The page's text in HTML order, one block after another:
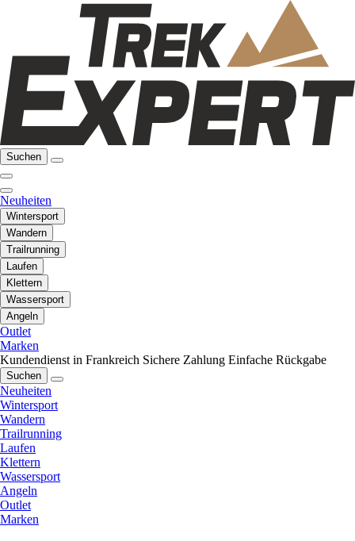
Suchen
Neuheiten
Wintersport
Wandern
Trailrunning
Laufen
Klettern
Wassersport
Angeln
Outlet
Marken
Kundendienst in Frankreich Sichere Zahlung Einfache Rückgabe
Suchen
Neuheiten
Wintersport
Wandern
Trailrunning
Laufen
Klettern
Wassersport
Angeln
Outlet
Marken